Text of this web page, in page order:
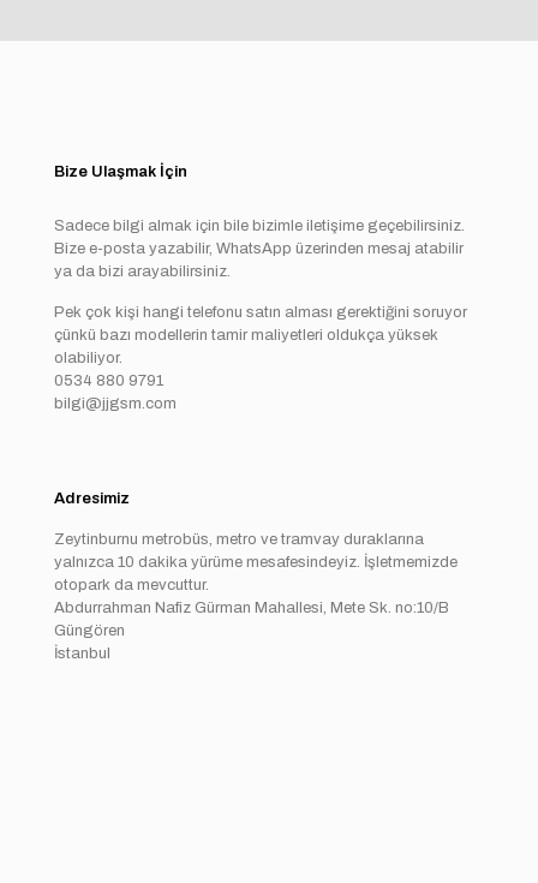
Bize Ulaşmak İçin
Sadece bilgi almak için bile bizimle iletişime geçebilirsiniz.
Bize e-posta yazabilir, WhatsApp üzerinden mesaj atabilir
ya da bizi arayabilirsiniz.
Pek çok kişi hangi telefonu satın alması gerektiğini soruyor
çünkü bazı modellerin tamir maliyetleri oldukça yüksek
olabiliyor.
0534 880 9791
bilgi@jjgsm.com
Adresimiz
Zeytinburnu metrobüs, metro ve tramvay duraklarına
yalnızca 10 dakika yürüme mesafesindeyiz. İşletmemizde
otopark da mevcuttur.
Abdurrahman Nafiz Gürman Mahallesi, Mete Sk. no:10/B
Güngören
İstanbul